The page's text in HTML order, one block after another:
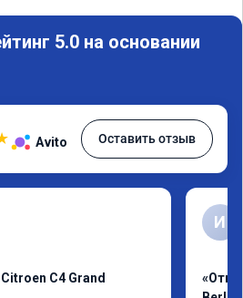
5.0 на основании
Avito Оставить отзыв
C4 Grand
И